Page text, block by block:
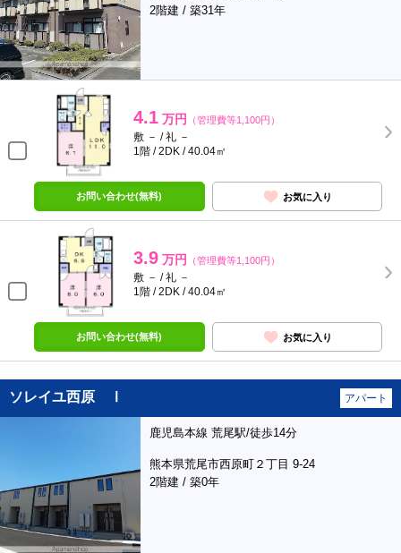
2階建 / 築31年
4.1 万円 （管理費等1,100円）
敷 － / 礼 －
1階 / 2DK / 40.04㎡
お問い合わせ(無料) お気に入り
3.9 万円 （管理費等1,100円）
敷 － / 礼 －
1階 / 2DK / 40.04㎡
お問い合わせ(無料) お気に入り
ソレイユ西原 Ⅰ アパート
鹿児島本線 荒尾駅/徒歩14分
熊本県荒尾市西原町２丁目 9-24
2階建 / 築0年